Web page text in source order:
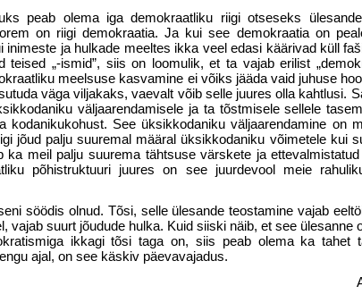
peab olema iga demokraatliku riigi otseseks
on riigi demo­kraatia. Ja kui see demokraatia on
inimeste ja hulkade meeltes ikka veel edasi kääri­vad küll
teised „-ismid”, siis on loomulik, et ta vajab erilist
meelsuse kasvamine ei võiks jääda vaid juhuse
väga viljakaks, vaevalt võib selle juures olla kahtlusi.
väljaarendamisele ja ta tõstmisele sellele
kodanikukohust. See üksikkodaniku väljaarendamine on
jõud palju suuremal määral üksikkodaniku võimetele kui
ka meil palju suurema täht­suse värskete ja ettevalmistatud
põhistruktuuri juures on see juurdevool meie
söödis olnud. Tõsi, selle ülesande teostamine vajab
vajab suurt jõudude hulka. Kuid siiski näib, et see ülesanne
ikkagi tõsi taga on, siis peab olema ka tahet
ajal, on see käskiv päevavajadus.